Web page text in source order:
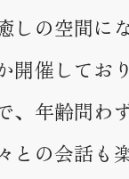
しの空間に
開催してお
、年齢問わ
との会話も